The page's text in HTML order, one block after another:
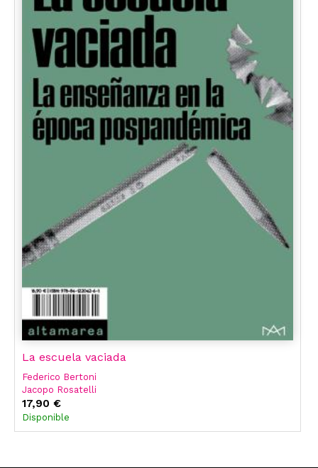
La escuela vaciada
Federico Bertoni
Jacopo Rosatelli
Carlos Fernández Liria
Olga García Fernández
17,90 €
Disponible